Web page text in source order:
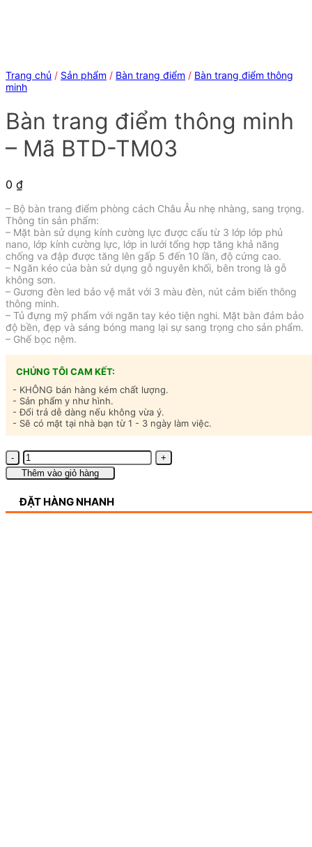
Trang chủ / Sản phẩm / Bàn trang điểm / Bàn trang điểm thông
minh
Bàn trang điểm thông minh
– Mã BTD-TM03
0 ₫
– Bộ bàn trang điểm phòng cách Châu Âu nhẹ nhàng, sang trọng.
Thông tin sản phẩm:
– Mặt bàn sử dụng kính cường lực được cấu từ 3 lớp lớp phủ
nano, lớp kính cường lực, lớp in lưới tổng hợp tăng khả năng
chống va đập được tăng lên gấp 5 đến 10 lần, độ cứng cao.
– Ngăn kéo của bàn sử dụng gỗ nguyên khối, bên trong là gỗ
không sơn.
– Gương đèn led bảo vệ mắt với 3 màu đèn, nút cảm biến thông
thông minh.
– Tủ đựng mỹ phẩm với ngăn tay kéo tiện nghi. Mặt bàn đảm bảo
độ bền, đẹp và sáng bóng mang lại sự sang trọng cho sản phẩm.
– Ghế bọc nệm.
CHÚNG TÔI CAM KẾT:
- KHÔNG bán hàng kém chất lượng.
- Sản phẩm y như hình.
- Đổi trả dễ dàng nếu không vừa ý.
- Sẽ có mặt tại nhà bạn từ 1 - 3 ngày làm việc.
Bàn
trang
điểm
thông
minh
Thêm vào giỏ hàng
ĐẶT HÀNG NHANH